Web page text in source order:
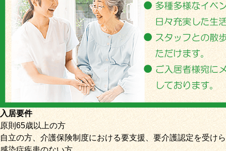
入居要件
原則65歳以上の方
自立の方、介護保険制度における要支援、要介護認定を受け